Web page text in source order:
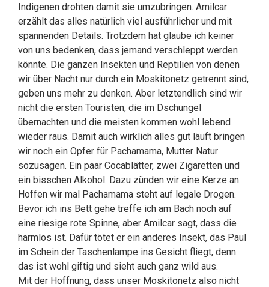
Indigenen drohten damit sie umzubringen. Amilcar
erzählt das alles natürlich viel ausführlicher und mit
spannenden Details. Trotzdem hat glaube ich keiner
von uns bedenken, dass jemand verschleppt werden
könnte. Die ganzen Insekten und Reptilien von denen
wir über Nacht nur durch ein Moskitonetz getrennt sind,
geben uns mehr zu denken. Aber letztendlich sind wir
nicht die ersten Touristen, die im Dschungel
übernachten und die meisten kommen wohl lebend
wieder raus. Damit auch wirklich alles gut läuft bringen
wir noch ein Opfer für Pachamama, Mutter Natur
sozusagen. Ein paar Cocablätter, zwei Zigaretten und
ein bisschen Alkohol. Dazu zünden wir eine Kerze an.
Hoffen wir mal Pachamama steht auf legale Drogen.
Bevor ich ins Bett gehe treffe ich am Bach noch auf
eine riesige rote Spinne, aber Amilcar sagt, dass die
harmlos ist. Dafür tötet er ein anderes Insekt, das Paul
im Schein der Taschenlampe ins Gesicht fliegt, denn
das ist wohl giftig und sieht auch ganz wild aus.
Mit der Hoffnung, dass unser Moskitonetz also nicht